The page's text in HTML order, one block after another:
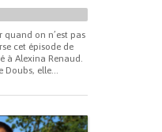
on n’est pas
cet épisode de
à Alexina Renaud.
Doubs, elle...